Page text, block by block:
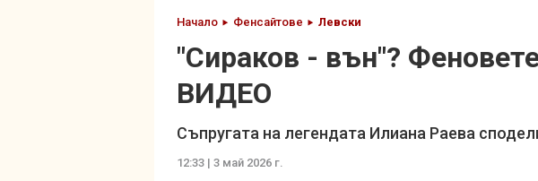
Начало Фенсайтове Левски
"Сираков - вън"?
ВИДЕО
Съпругата на легендата Илиана Раева
12:33 | 3 май 2026 г.